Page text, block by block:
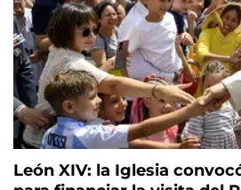
León XIV: la Iglesia